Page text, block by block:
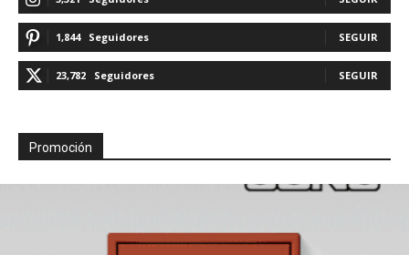
1,844 Seguidores SEGUIR
23,782 Seguidores SEGUIR
Promoción